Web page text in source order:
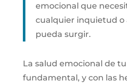
emocional que
cualquier inquietud o
pueda surgir.
La salud emocional de
fundamental, y con las